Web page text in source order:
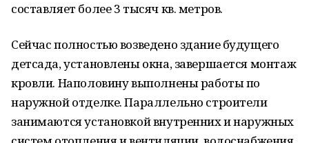
составляет более 3 тысяч кв. метров.
Сейчас полностью возведено здание будущего
детсада, установлены окна, завершается монтаж
кровли. Наполовину выполнены работы по
наружной отделке. Параллельно строители
занимаются установкой внутренних и наружных